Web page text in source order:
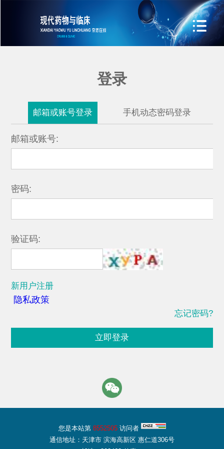
登录
邮箱或账号登录 手机动态密码登录
邮箱或账号:
密码:
验证码:
新用户注册
隐私政策
忘记密码?
立即登录
您是本站第 8552505访问者
通信地址：天津市 滨海高新区 惠仁道306号